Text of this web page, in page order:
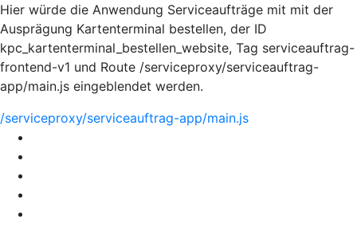
Hier würde die Anwendung Serviceaufträge mit mit der
Ausprägung Kartenterminal bestellen, der ID
kpc_kartenterminal_bestellen_website, Tag serviceauftrag-
frontend-v1 und Route /serviceproxy/serviceauftrag-
app/main.js eingeblendet werden.
/serviceproxy/serviceauftrag-app/main.js